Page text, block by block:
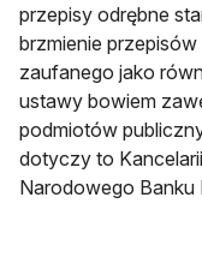
przepisy odrębne
brzmienie
zaufanego jako
ustawy bowiem
podmiotów
dotyczy to
Narodowego Banku